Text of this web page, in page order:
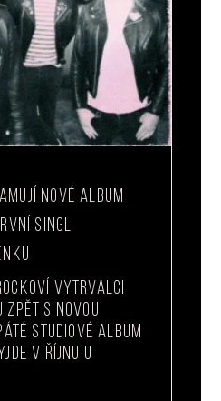
NOVÉ ALBUM
SINGL
vytrvalci
zpět s novou
studiové album
v říjnu u